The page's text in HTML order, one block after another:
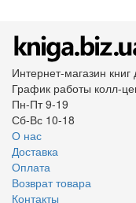
Интернет-магазин книг
График работы колл-
Пн-Пт 9-19
Сб-Вс 10-18
О нас
Доставка
Оплата
Возврат товара
Контакты